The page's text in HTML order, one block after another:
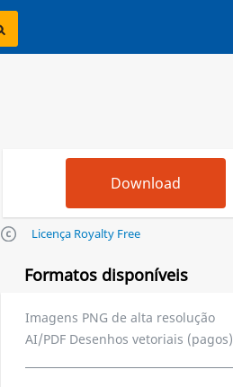
Licença Royalty Free
Formatos disponíveis
Imagens PNG de alta resolução
AI/PDF Desenhos vetoriais (pagos)